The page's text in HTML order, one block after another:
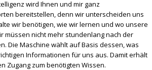
wird Ihnen und mir ganz
bereitstellen, denn wir unterscheiden uns
wir benötigen, wie wir lernen und wo unsere
müssen nicht mehr stundenlang nach der
Die Maschine wählt auf Basis dessen, was
Informationen für uns aus. Damit erhält
Zugang zum benötigten Wissen.